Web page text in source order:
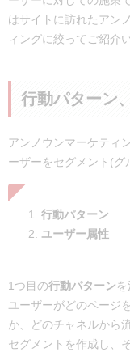
はサイトに訪れたアン
ィングに絞ってご紹介
行動パターン
アンノウンマーケティ
ーザーをセグメント(グ
行動パターン
ユーザー属性
1つ目の行動パターン
ユーザーがどのページ
か、どのチャネルから
セグメントを作成し、